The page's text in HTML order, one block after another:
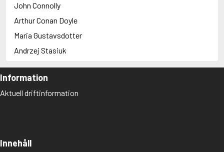
John Connolly
Arthur Conan Doyle
Maria Gustavsdotter
Andrzej Stasiuk
Information
Aktuell driftinformation
Innehåll